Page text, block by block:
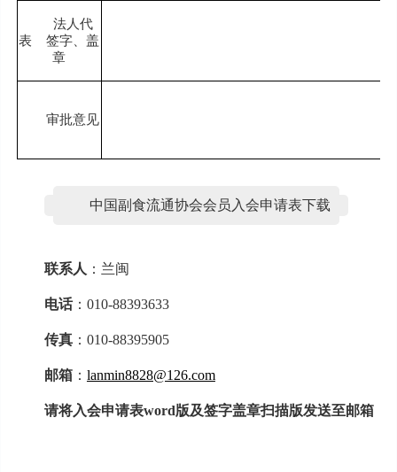
法人代
表 签字、盖
章
审批意见
中国副食流通协会会员入会申请表下载
联系人 ：兰闽
电话：010-88393633
传真：010-88395905
邮箱： lanmin8828@126.com
请将入会申请表word版及签字盖章扫描版发送至邮箱